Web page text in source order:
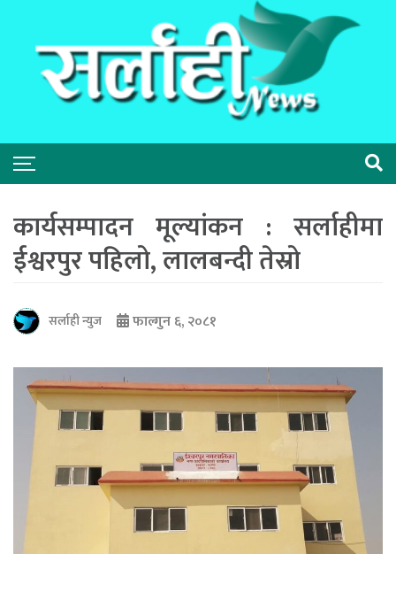
कार्यसम्पादन मूल्यांकन : सर्लाहीमा
ईश्वरपुर पहिलो, लालबन्दी तेस्रो
सर्लाही न्युज फाल्गुन ६, २०८१